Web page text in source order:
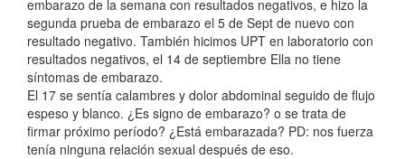
embarazo de la semana con resultados negativos, e hizo la
segunda prueba de embarazo el 5 de Sept de nuevo con
resultado negativo. También hicimos UPT en laboratorio con
resultados negativos, el 14 de septiembre Ella no tiene
síntomas de embarazo.
El 17 se sentía calambres y dolor abdominal seguido de flujo
espeso y blanco. ¿Es signo de embarazo? o se trata de
firmar próximo período? ¿Está embarazada? PD: nos fuerza
tenía ninguna relación sexual después de eso.